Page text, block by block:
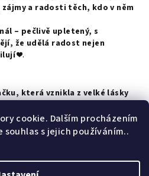
cookie. Dalším procházením
s jejich používáním..
a radosti těch, kdo v něm
– pečlivě upletený, s
že udělá radost nejen
❤️.
která vznikla z velké lásky
údajů